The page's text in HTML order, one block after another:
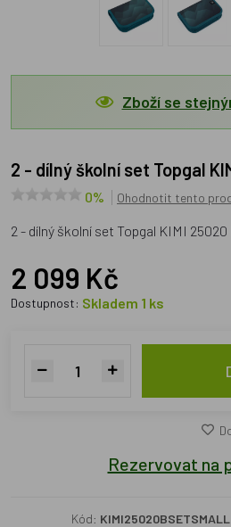
Zboží se
2 - dílný školní set Topgal
0% Ohodnotit tento
2 - dílný školní set Topgal KIMI 25020
2 099 Kč
Dostupnost: Skladem 1 ks
Rezervovat na
Kód: KIMI25020BSETSMALL